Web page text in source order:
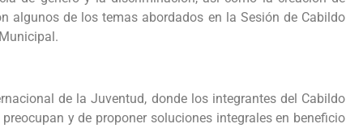
algunos de los temas abordados en la Sesión de Cabildo
de la Juventud, donde los integrantes del Cabildo
y de proponer soluciones integrales en beneficio